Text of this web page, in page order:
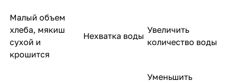
Малый объем
хлеба, мякиш
сухой и
крошится
Нехватка воды
Увеличить
количество воды
Уменьшить